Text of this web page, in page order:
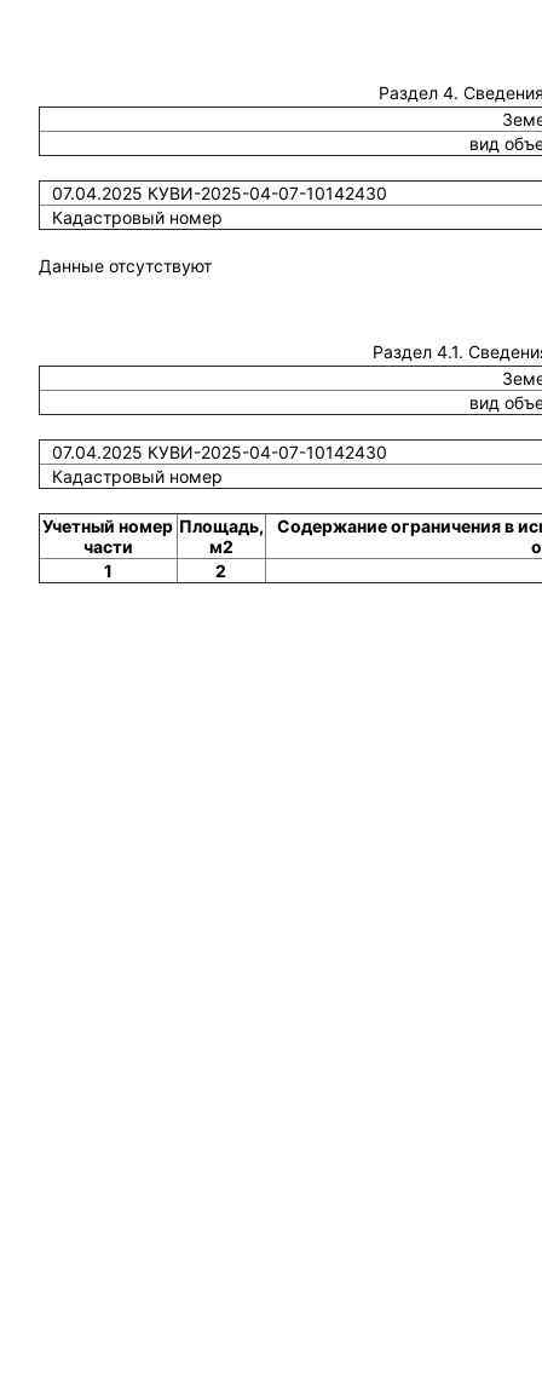
Раздел 4.
вид
07.04.2025 КУВИ-2025-04-07-10142430
Кадастровый номер
Данные отсутствуют
Раздел 4.1.
вид
07.04.2025 КУВИ-2025-04-07-10142430
Кадастровый номер
Учетный номер
части
Площадь,
м2
Содержание ограничения в
1
2